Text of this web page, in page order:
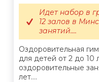
Оздоровительная
для детей от 2 до 10
оздоровительные
лет....
Идет набор в
12 залов в
занятий....